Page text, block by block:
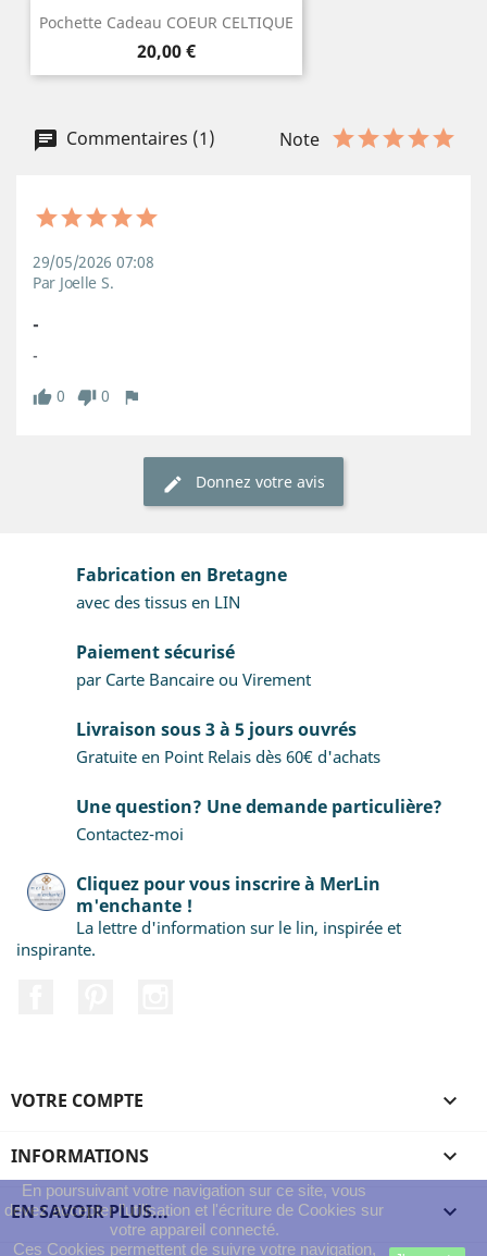
Pochette Cadeau COEUR CELTIQUE
Prix
20,00 €
Commentaires (1) Note
29/05/2026 07:08
Par Joelle S.
-
-
0
0
Donnez votre avis
Fabrication en Bretagne
avec des tissus en LIN
Paiement sécurisé
par Carte Bancaire ou Virement
Livraison sous 3 à 5 jours ouvrés
Gratuite en Point Relais dès 60€ d'achats
Une question? Une demande particulière?
Contactez-moi
Cliquez pour vous inscrire à MerLin
m'enchante !
La lettre d'information sur le lin, inspirée et
inspirante.
En poursuivant votre navigation sur ce site, vous
devez accepter l’utilisation et l'écriture de Cookies sur
votre appareil connecté.
Ces Cookies permettent de suivre votre navigation,
VOTRE COMPTE 
INFORMATIONS 
EN SAVOIR PLUS... 